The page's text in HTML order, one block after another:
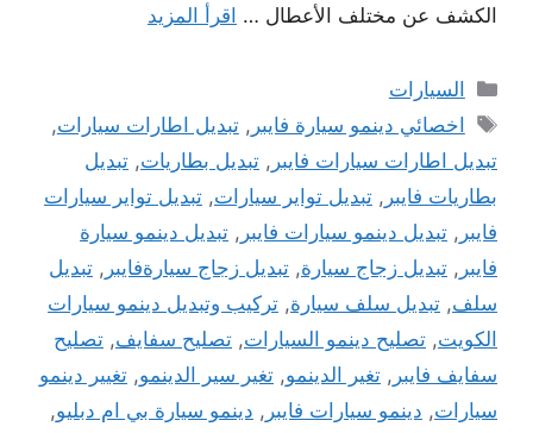
الكشف عن مختلف الأعطال … اقرأ المزيد
التصنيفات
السيارات
الوسوم
اخصائي دينمو سيارة فايبر ,تبديل اطارات سيارات,
تبديل اطارات سيارات فايبر , تبديل بطاريات, تبديل
بطاريات فايبر , تبديل تواير سيارات, تبديل تواير سيارات
فايبر , تبديل دينمو سيارات فايبر , تبديل دينمو سيارة
فايبر , تبديل زجاج سيارة, تبديل زجاج سيارةفايبر , تبديل
سلف, تبديل سلف سيارة, تركيب وتبديل دينمو سيارات
الكويت, تصليح دينمو السيارات, تصليح سفايف, تصليح
سفايف فايبر , تغير الدينمو, تغير سير الدينمو, تغيير دينمو
سيارات, دينمو سيارات فايبر , دينمو سيارة بي ام دبليو,